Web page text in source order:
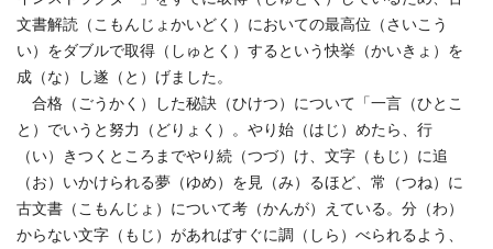
文書解読（こもんじょかいどく）においての最高位（さいこう
い）をダブルで取得（しゅとく）するという快挙（かいきょ）を
成（な）し遂（と）げました。
合格（ごうかく）した秘訣（ひけつ）について「一言（ひとこ
と）でいうと努力（どりょく）。やり始（はじ）めたら、行
（い）きつくところまでやり続（つづ）け、文字（もじ）に追
（お）いかけられる夢（ゆめ）を見（み）るほど、常（つね）に
古文書（こもんじょ）について考（かんが）えている。分（わ）
からない文字（もじ）があればすぐに調（しら）べられるよう、